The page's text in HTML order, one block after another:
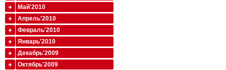
Май'2010
Апрель'2010
Февраль'2010
Январь'2010
Декабрь'2009
Октябрь'2009